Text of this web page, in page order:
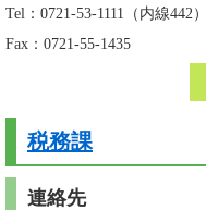
Tel：0721-53-1111（内線442）
Fax：0721-55-1435
税務課
連絡先